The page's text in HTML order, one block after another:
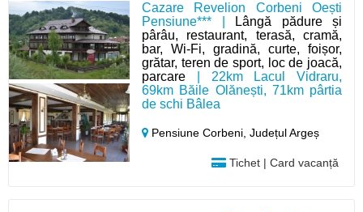
Cazare Revelion Corbeni Oești
Pensiune*** |
Lângă pădure și
pârâu, restaurant, terasă, cramă,
bar, Wi-Fi, gradină, curte, foișor,
grătar, teren de sport, loc de joacă,
parcare | 22km Lacul Vidraru,
69km Băile Olănești, 71km pârtia
de schi Bâlea
Pensiune Corbeni,Județul Argeș
Tichet | Card vacanță